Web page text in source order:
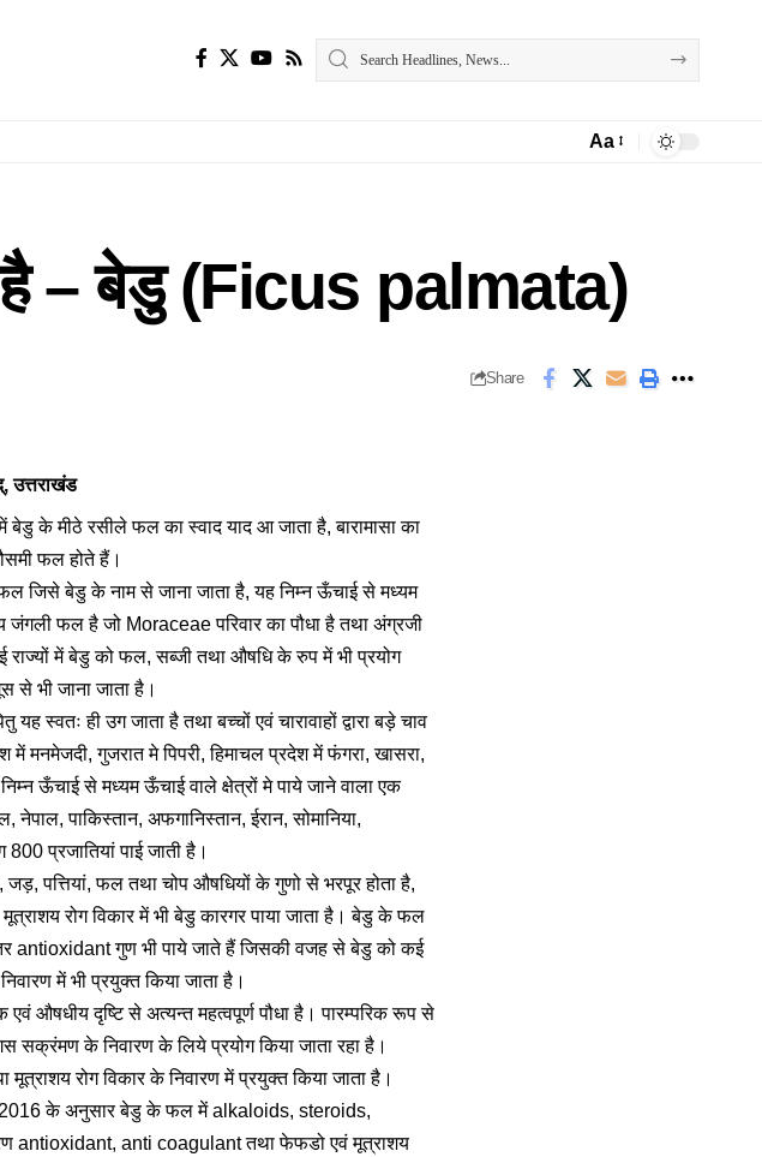
Aa
है – बेडु (Ficus palmata)
Share
उत्तराखंड
बेडु के मीठे रसीले फल का स्वाद याद आ जाता है, बारामासा का
फल होते हैं।
जिसे बेडु के नाम से जाना जाता है, यह निम्न ऊँचाई से मध्यम
जंगली फल है जो Moraceae परिवार का पौधा है तथा अंग्रजी
में बेडु को फल, सब्जी तथा औषधि के रुप में भी प्रयोग
से भी जाना जाता है।
स्वतः ही उग जाता है तथा बच्चों एवं चारावाहों द्वारा बड़े चाव
मनमेजदी, गुजरात मे पिपरी, हिमाचल प्रदेश में फंगरा, खासरा,
ऊँचाई से मध्यम ऊँचाई वाले क्षेत्रों मे पाये जाने वाला एक
पाकिस्तान, अफगानिस्तान, ईरान, सोमानिया,
प्रजातियां पाई जाती है।
जड़, पत्तियां, फल तथा चोप औषधियों के गुणो से भरपूर होता है,
रोग विकार में भी बेडु कारगर पाया जाता है। बेडु के फल
antioxidant गुण भी पाये जाते हैं जिसकी वजह से बेडु को कई
में भी प्रयुक्त किया जाता है।
औषधीय दृष्टि से अत्यन्त महत्वपूर्ण पौधा है। पारम्परिक रूप से
सक्रंमण के निवारण के लिये प्रयोग किया जाता रहा है।
रोग विकार के निवारण में प्रयुक्त किया जाता है।
2016 के अनुसार बेडु के फल में alkaloids, steroids,
antioxidant, anti coagulant तथा फेफडो एवं मूत्राशय